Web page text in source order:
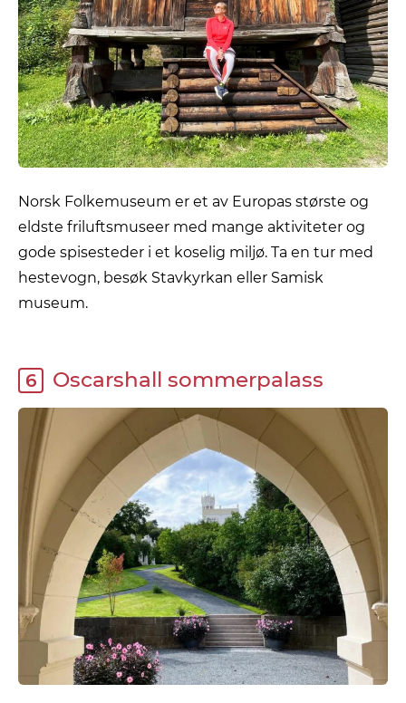
Norsk Folkemuseum er et av Europas største og
eldste friluftsmuseer med mange aktiviteter og
gode spisesteder i et koselig miljø. Ta en tur med
hestevogn, besøk Stavkyrkan eller Samisk
museum.
6 Oscarshall sommerpalass